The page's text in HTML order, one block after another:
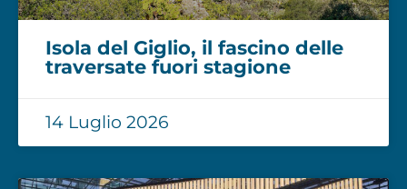
Isola del Giglio, il fascino delle
traversate fuori stagione
14 Luglio 2026